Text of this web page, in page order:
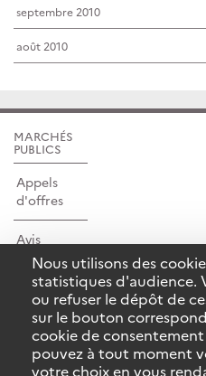
septembre 2010
août 2010
MARCHÉS
PUBLICS
Appels
d'offres
Avis
d'attributions
Nous utilisons des
statistiques d'audience.
ou refuser le dépôt de
sur le bouton
cookie de
pouvez à tout moment
votre choix en vous